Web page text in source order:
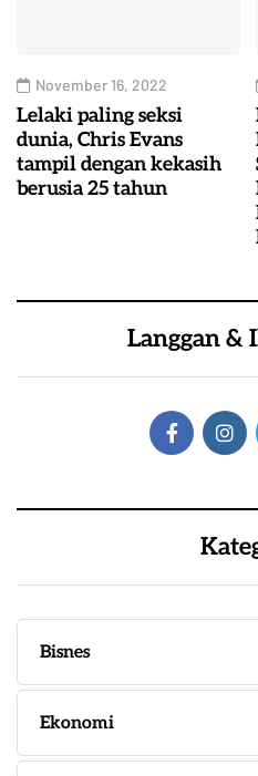
November 16, 2022
Lelaki paling seksi
dunia, Chris Evans
tampil dengan kekasih
berusia 25 tahun
Langgan &
Bisnes
Ekonomi